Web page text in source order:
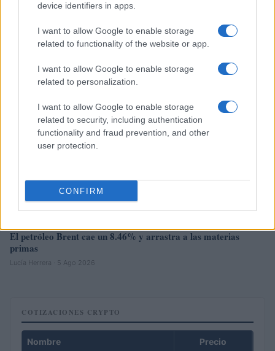
device identifiers in apps.
I want to allow Google to enable storage
related to functionality of the website or app.
I want to allow Google to enable storage
related to personalization.
I want to allow Google to enable storage
related to security, including authentication
functionality and fraud prevention, and other
user protection.
CONFIRM
Brent cae un 8.3% y arrastra a las materias primas en agosto
NEWS
El petróleo Brent cae un 8.46% y arrastra a las materias
primas
Lucía Herrera · 5 Ago 2026
COTIZACIONES CRYPTO
Nombre Precio